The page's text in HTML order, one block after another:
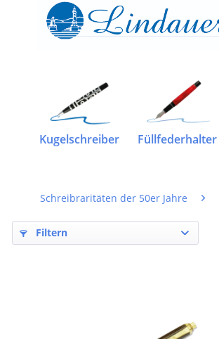
Kugelschreiber Füllfederhalter
Schreibraritäten der 50er Jahre
Filtern